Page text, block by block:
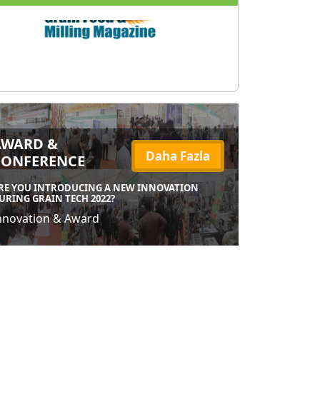
&
Daha Fazla
YOU INTRODUCING A NEW INNOVATION
GRAIN TECH 2022?
& Award